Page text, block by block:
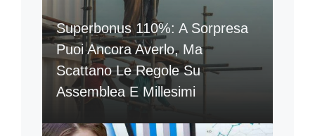
Superbonus 110%: A Sorpresa
Puoi Ancora Averlo, Ma
Scattano Le Regole Su
Assemblea E Millesimi